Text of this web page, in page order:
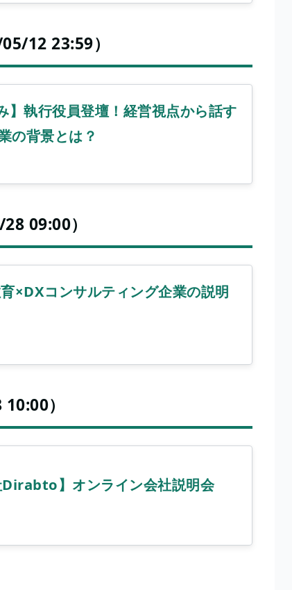
12 23:59）
】執行役員登壇！経営視点から話す
の背景とは？
09:00）
×DXコンサルティング企業の説明
）
】オンライン会社説明会